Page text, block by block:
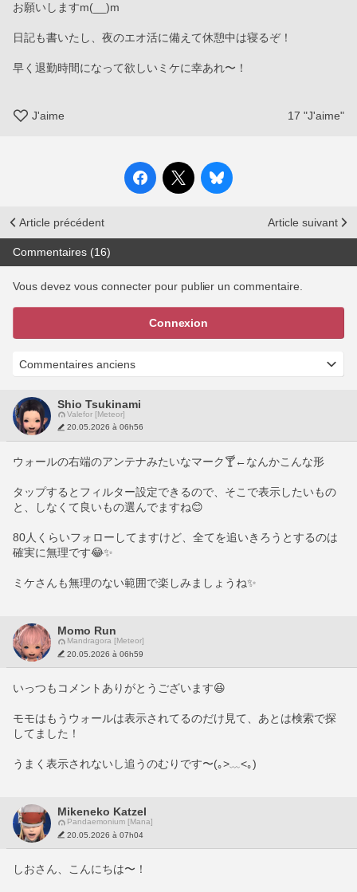
お願いしますm(__)m
日記も書いたし、夜のエオ活に備えて休憩中は寝るぞ！
早く退勤時間になって欲しいミケに幸あれ〜！
J'aime 17 "J'aime"
Article précédent Article suivant
Commentaires (16)
Vous devez vous connecter pour publier un commentaire.
Connexion
Shio Tsukinami
Valefor [Meteor]
20.05.2026 à 06h56
ウォールの右端のアンテナみたいなマーク🍸←なんかこんな形
タップするとフィルター設定できるので、そこで表示したいもの
と、しなくて良いもの選んでますね😊
80人くらいフォローしてますけど、全てを追いきろうとするのは
確実に無理です😂✨️
ミケさんも無理のない範囲で楽しみましょうね✨️
Momo Run
Mandragora [Meteor]
20.05.2026 à 06h59
いっつもコメントありがとうございます😆
モモはもうウォールは表示されてるのだけ見て、あとは検索で探
してました！
うまく表示されないし追うのむりです〜(｡>﹏<｡)
Mikeneko Katzel
Pandaemonium [Mana]
20.05.2026 à 07h04
しおさん、こんにちは〜！